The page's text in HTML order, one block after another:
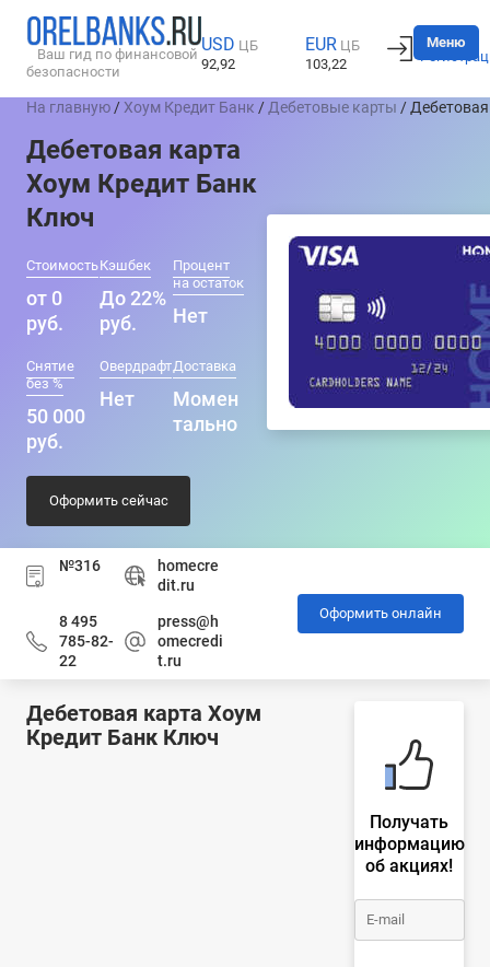
Ваш гид по финансовой
безопасности
USD ЦБ
92,92
EUR ЦБ
103,22
Вход
Меню
На главную / Хоум Кредит Банк / Дебетовые карты /
Дебетовая карта
Хоум Кредит Банк
Ключ
Стоимость
от 0
руб.
Кэшбек
До 22%
руб.
Процент
на остаток
Нет
Снятие
без %
50 000
руб.
Овердрафт
Нет
Доставка
Момен
тально
Оформить сейчас
№316
homecre
dit.ru
8 495
785-82-
22
press@h
omecredi
t.ru
Оформить онлайн
Дебетовая карта Хоум
Кредит Банк Ключ
Получать
информацию
об акциях!